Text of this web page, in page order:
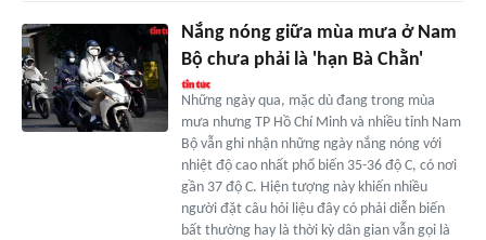
Nắng nóng giữa mùa mưa ở Nam
Bộ chưa phải là 'hạn Bà Chằn'
Những ngày qua, mặc dù đang trong mùa
mưa nhưng TP Hồ Chí Minh và nhiều tỉnh Nam
Bộ vẫn ghi nhận những ngày nắng nóng với
nhiệt độ cao nhất phổ biến 35-36 độ C, có nơi
gần 37 độ C. Hiện tượng này khiến nhiều
người đặt câu hỏi liệu đây có phải diễn biến
bất thường hay là thời kỳ dân gian vẫn gọi là